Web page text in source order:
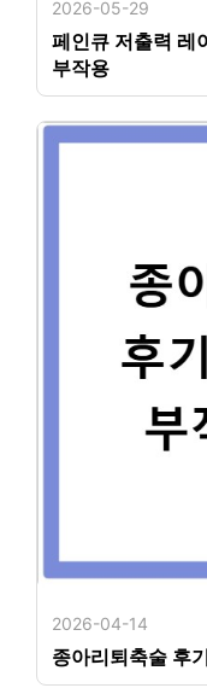
2026-05-29
페인큐 저출력 레
부작용
2026-04-14
종아리퇴축술 후